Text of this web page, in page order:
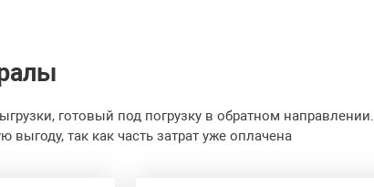
готовый под погрузку в обратном направлении.
выгоду, так как часть затрат уже оплачена